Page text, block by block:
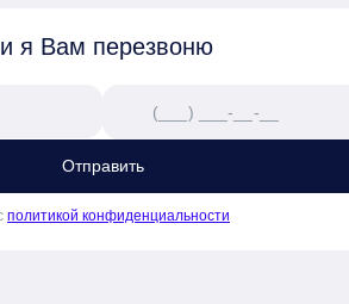
с высоким показателем
я Вам перезвоню
Отправить
политикой конфиденциальности